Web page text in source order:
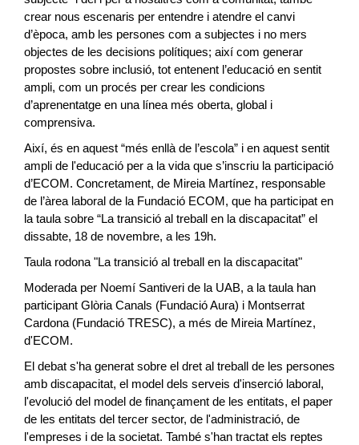
crear nous escenaris per entendre i atendre el canvi
d’època, amb les persones com a subjectes i no mers
objectes de les decisions polítiques; així com generar
propostes sobre inclusió, tot entenent l’educació en sentit
ampli, com un procés per crear les condicions
d’aprenentatge en una línea més oberta, global i
comprensiva.
Així, és en aquest “més enllà de l’escola” i en aquest sentit
ampli de l'educació per a la vida que s’inscriu la participació
d’ECOM. Concretament, de Mireia Martínez, responsable
de l’àrea laboral de la Fundació ECOM, que ha participat en
la taula sobre “La transició al treball en la discapacitat” el
dissabte, 18 de novembre, a les 19h.
Taula rodona "La transició al treball en la discapacitat"
Moderada per Noemí Santiveri de la UAB, a la taula han
participant Glòria Canals (Fundació Aura) i Montserrat
Cardona (Fundació TRESC), a més de Mireia Martínez,
d'ECOM.
El debat s'ha generat sobre el dret al treball de les persones
amb discapacitat, el model dels serveis d'inserció laboral,
l'evolució del model de finançament de les entitats, el paper
de les entitats del tercer sector, de l'administració, de
l'empreses i de la societat. També s'han tractat els reptes